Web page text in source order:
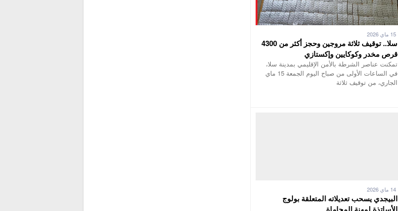
سلا.. توقيف ثلاثة مروجين وحجز أكثر من 4300
قرص مخدر وكوكايين وإكستازي
تمكنت عناصر الشرطة بالأمن الإقليمي بمدينة سلا،
في الساعات الأولى من صباح اليوم الجمعة 15 ماي
الجاري، من توقيف ثلاثة
البيجدي يسحب تعديلاته المتعلقة بولوج